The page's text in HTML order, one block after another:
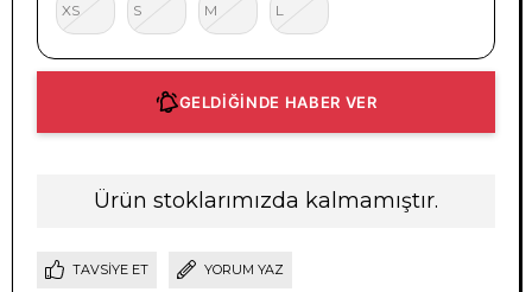
XS S M L
GELDİĞİNDE HABER VER
Ürün stoklarımızda kalmamıştır.
TAVSIYE ET YORUM YAZ